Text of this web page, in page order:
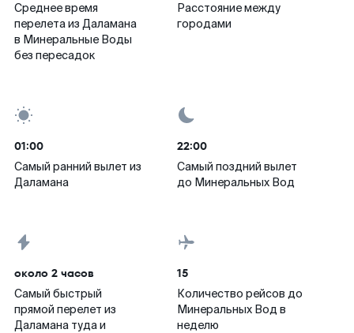
Среднее время
перелета из Даламана
в Минеральные Воды
без пересадок
Расстояние между
городами
01:00
Самый ранний вылет из
Даламана
22:00
Самый поздний вылет
до Минеральных Вод
около 2 часов
Самый быстрый
прямой перелет из
Даламана туда и
15
Количество рейсов до
Минеральных Вод в
неделю